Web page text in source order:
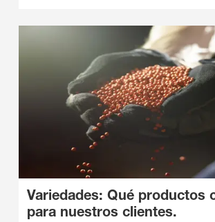
Variedades: Qué productos
para nuestros clientes.